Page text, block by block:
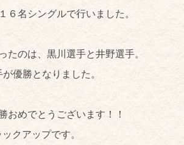
６名シングルで行いました。
たのは、黒川選手と井野選手。
優勝となりました。
おめでとうございます！！
クアップです。